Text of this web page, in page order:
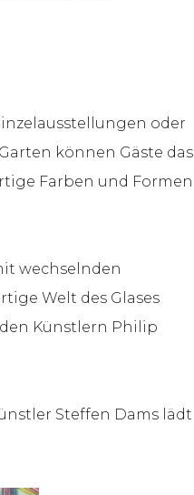
oder
können Gäste das
Farben und Formen
wechselnden
Welt des Glases
Künstlern Philip
Steffen Dams lädt